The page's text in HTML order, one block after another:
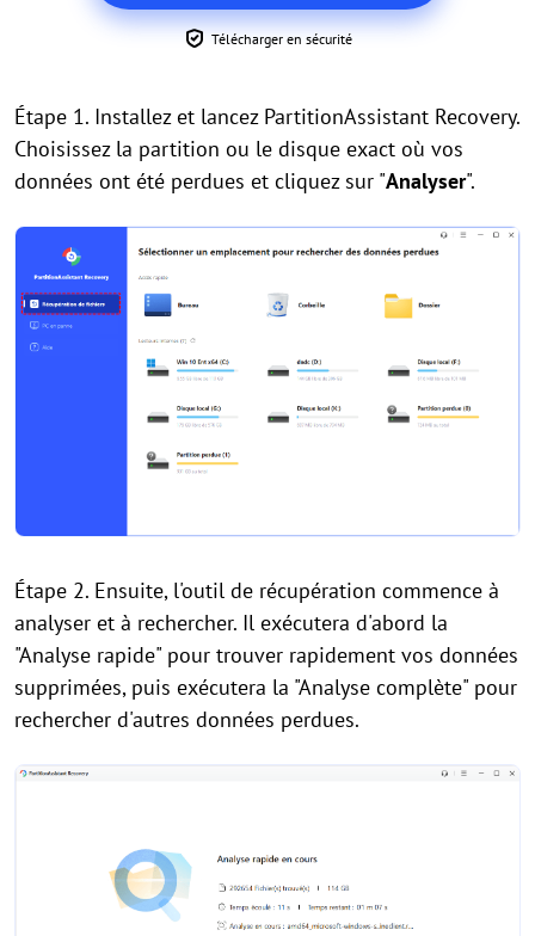
Télécharger en sécurité
Étape 1. Installez et lancez PartitionAssistant Recovery.
Choisissez la partition ou le disque exact où vos
données ont été perdues et cliquez sur "Analyser".
Étape 2. Ensuite, l'outil de récupération commence à
analyser et à rechercher. Il exécutera d'abord la
"Analyse rapide" pour trouver rapidement vos données
supprimées, puis exécutera la "Analyse complète" pour
rechercher d'autres données perdues.